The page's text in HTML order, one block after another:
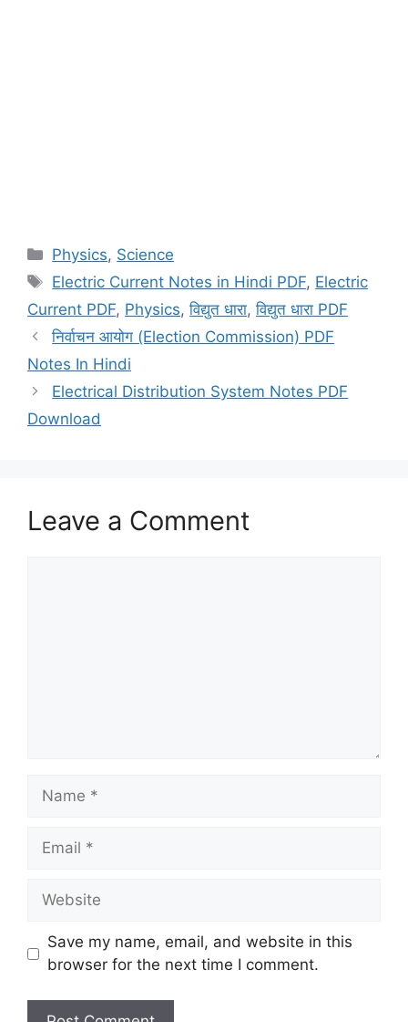
Categories
Physics, Science
Tags
Electric Current Notes in Hindi PDF, Electric
Current PDF, Physics,विद्युत धारा,विद्युत धारा PDF
निर्वाचन आयोग (Election Commission) PDF
Notes In Hindi
Electrical Distribution System Notes PDF
Download
Leave a Comment
Name
Email
Website
Save my name, email, and website in this
browser for the next time I comment.